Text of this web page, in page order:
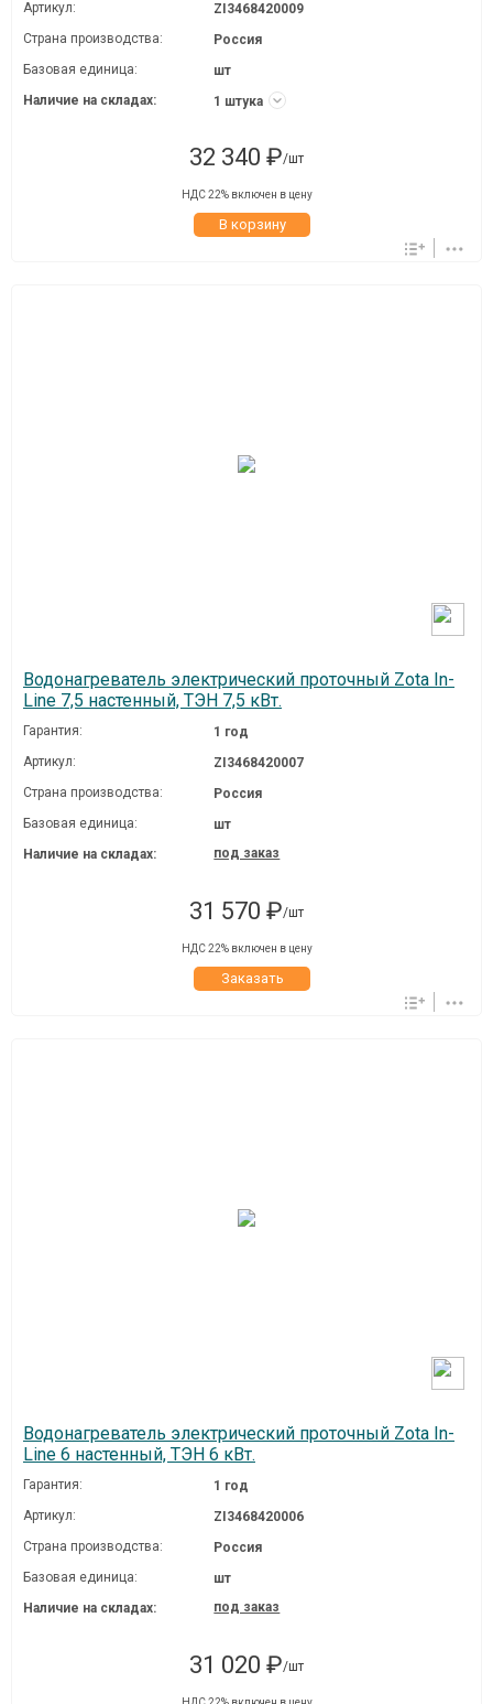
Артикул:
ZI3468420009
Страна производства:
Россия
Базовая единица:
шт
Наличие на складах:
1 штука
32 340 ₽/шт
НДС 22% включен в цену
В корзину
Водонагреватель электрический проточный Zota In-
Line 7,5 настенный, ТЭН 7,5 кВт.
Гарантия:
1 год
Артикул:
ZI3468420007
Страна производства:
Россия
Базовая единица:
шт
Наличие на складах:
под заказ
31 570 ₽/шт
НДС 22% включен в цену
Заказать
Водонагреватель электрический проточный Zota In-
Line 6 настенный, ТЭН 6 кВт.
Гарантия:
1 год
Артикул:
ZI3468420006
Страна производства:
Россия
Базовая единица:
шт
Наличие на складах:
под заказ
31 020 ₽/шт